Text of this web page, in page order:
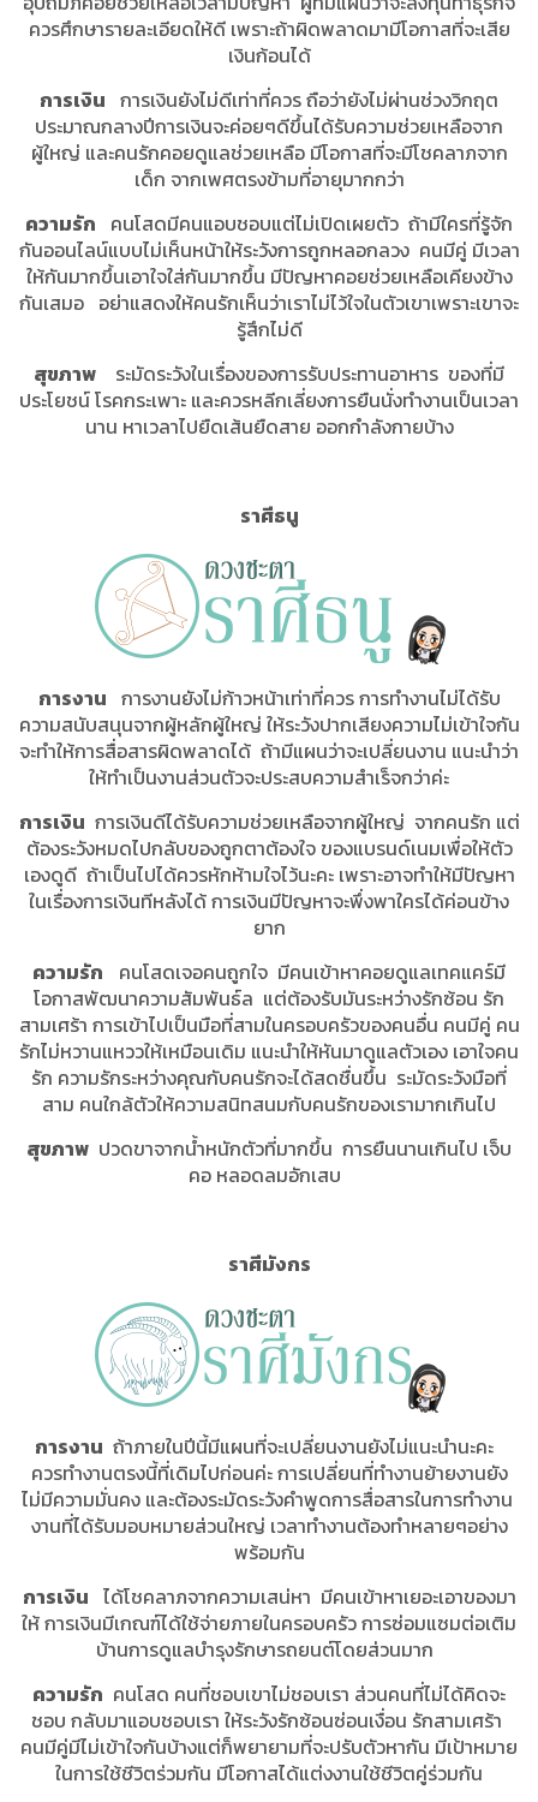
ควรศึกษารายละเอียดให้ดี เพราะถ้าผิดพลาดมามีโอกาสที่จะเสีย
เงินก้อนได้
การเงิน การเงินยังไม่ดีเท่าที่ควร ถือว่ายังไม่ผ่านช่วงวิกฤต
ประมาณกลางปีการเงินจะค่อยๆดีขึ้นได้รับความช่วยเหลือจาก
ผู้ใหญ่ และคนรักคอยดูแลช่วยเหลือ มีโอกาสที่จะมีโชคลาภจาก
เด็ก จากเพศตรงข้ามที่อายุมากกว่า
ความรัก คนโสดมีคนแอบชอบแต่ไม่เปิดเผยตัว ถ้ามีใครที่รู้จัก
กันออนไลน์แบบไม่เห็นหน้าให้ระวังการถูกหลอกลวง คนมีคู่ มีเวลา
ให้กันมากขึ้นเอาใจใส่กันมากขึ้น มีปัญหาคอยช่วยเหลือเคียงข้าง
กันเสมอ อย่าแสดงให้คนรักเห็นว่าเราไม่ไว้ใจในตัวเขาเพราะเขาจะ
รู้สึกไม่ดี
สุขภาพ ระมัดระวังในเรื่องของการรับประทานอาหาร ของที่มี
ประโยชน์ โรคกระเพาะ และควรหลีกเลี่ยงการยืนนั่งทำงานเป็นเวลา
นาน หาเวลาไปยืดเส้นยืดสาย ออกกำลังกายบ้าง
ราศีธนู
การงาน การงานยังไม่ก้าวหน้าเท่าที่ควร การทำงานไม่ได้รับ
ความสนับสนุนจากผู้หลักผู้ใหญ่ ให้ระวังปากเสียงความไม่เข้าใจกัน
จะทำให้การสื่อสารผิดพลาดได้ ถ้ามีแผนว่าจะเปลี่ยนงาน แนะนำว่า
ให้ทำเป็นงานส่วนตัวจะประสบความสำเร็จกว่าค่ะ
การเงิน การเงินดีได้รับความช่วยเหลือจากผู้ใหญ่ จากคนรัก แต่
ต้องระวังหมดไปกลับของถูกตาต้องใจ ของแบรนด์เนมเพื่อให้ตัว
เองดูดี ถ้าเป็นไปได้ควรหักห้ามใจไว้นะคะ เพราะอาจทำให้มีปัญหา
ในเรื่องการเงินทีหลังได้ การเงินมีปัญหาจะพึ่งพาใครได้ค่อนข้าง
ยาก
ความรัก
คนโสดเจอคนถูกใจ มีคนเข้าหาคอยดูแลเทคแคร์มี
โอกาสพัฒนาความสัมพันธ์ล แต่ต้องรับมันระหว่างรักซ้อน รัก
สามเศร้า การเข้าไปเป็นมือที่สามในครอบครัวของคนอื่น คนมีคู่ คน
รักไม่หวานแหววให้เหมือนเดิม แนะนำให้หันมาดูแลตัวเอง เอาใจคน
รัก ความรักระหว่างคุณกับคนรักจะได้สดชื่นขึ้น ระมัดระวังมือที่
สาม คนใกล้ตัวให้ความสนิทสนมกับคนรักของเรามากเกินไป
สุขภาพ ปวดขาจากน้ำหนักตัวที่มากขึ้น การยืนนานเกินไป เจ็บ
คอ หลอดลมอักเสบ
ราศีมังกร
การงาน ถ้าภายในปีนี้มีแผนที่จะเปลี่ยนงานยังไม่แนะนำนะคะ
ควรทำงานตรงนี้ที่เดิมไปก่อนค่ะ การเปลี่ยนที่ทำงานย้ายงานยัง
ไม่มีความมั่นคง และต้องระมัดระวังคำพูดการสื่อสารในการทำงาน
งานที่ได้รับมอบหมายส่วนใหญ่ เวลาทำงานต้องทำหลายๆอย่าง
พร้อมกัน
การเงิน ได้โชคลาภจากความเสน่หา มีคนเข้าหาเยอะเอาของมา
ให้ การเงินมีเกณฑ์ได้ใช้จ่ายภายในครอบครัว การซ่อมแซมต่อเติม
บ้านการดูแลบำรุงรักษารถยนต์โดยส่วนมาก
ความรัก คนโสด คนที่ชอบเขาไม่ชอบเรา ส่วนคนที่ไม่ได้คิดจะ
ชอบ กลับมาแอบชอบเรา ให้ระวังรักซ้อนซ่อนเงื่อน รักสามเศร้า
คนมีคู่มีไม่เข้าใจกันบ้างแต่ก็พยายามที่จะปรับตัวหากัน มีเป้าหมาย
ในการใช้ชีวิตร่วมกัน มีโอกาสได้แต่งงานใช้ชีวิตคู่ร่วมกัน